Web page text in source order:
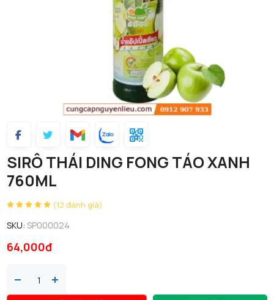
SIRÔ THÁI DING FONG TÁO XANH
760ML
(12 đánh giá)
SKU: SP000024
64,000đ